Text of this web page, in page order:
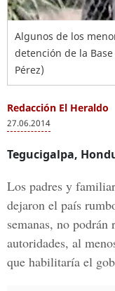
Algunos de los
detención de la
Pérez)
Redacción El Heraldo
27.06.2014
Tegucigalpa,
Los padres y
dejaron el país
semanas, no
autoridades, al
que habilitaría el